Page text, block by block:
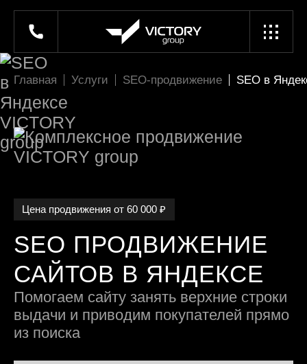
Главная Услуги SEO-продвижение SEO в
Цена продвижения от 60 000 ₽
SEO ПРОДВИЖЕНИЕ
САЙТОВ В ЯНДЕКСЕ
Помогаем сайту занять верхние строки
выдачи и приводим покупателей прямо
из поиска